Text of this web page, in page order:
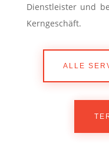
Dienstleister und
Kerngeschäft.
ALLE